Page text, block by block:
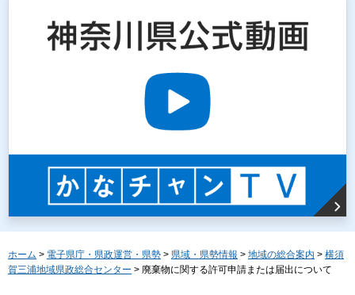
ホーム > 電子県庁・県政運営・県勢 > 県域・県勢情報 > 地域の総合案内 > 横須
賀三浦地域県政総合センター > 廃棄物に関する許可申請または届出について